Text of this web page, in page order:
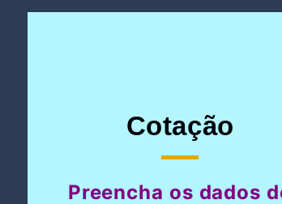
Cotação
Preencha os dados